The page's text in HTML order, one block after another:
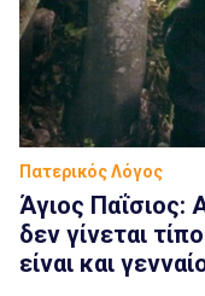
Πατερικός Λόγος
Άγιος Παΐσιος:
δεν γίνεται
είναι και